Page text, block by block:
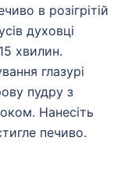
в розігрітій
духовці
хвилин.
глазурі
пудру з
Нанесіть
печиво.